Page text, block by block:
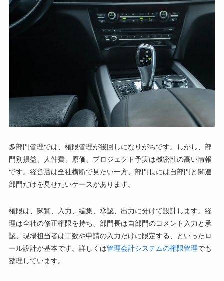
多部門管理では、権限管理が後回しになりがちです。しかし、部
門別損益、人件費、原価、プロジェクト予実は機密性の高い情報
です。経営層は全社横断で見たい一方、部門長には自部門と関連
部門だけを見せたいケースがあります。
権限は、閲覧、入力、編集、承認、出力に分けて設計します。経
理は全社の修正権限を持ち、部門長は自部門のコメント入力と承
認、現場担当者は工数や申請の入力だけに限定する、といったロ
ール設計が基本です。詳しくは管理会計システムの権限管理でも
整理しています。